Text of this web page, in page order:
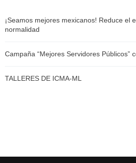
¡Seamos mejores mexicanos! Reduce el
normalidad
Campaña “Mejores Servidores Públicos”
TALLERES DE ICMA-ML